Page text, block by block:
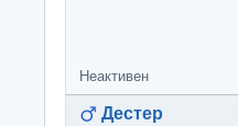
Неактивен
Дестер